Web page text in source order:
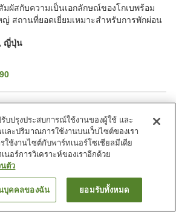
มผัสกับความเป็นเอกลักษณ์ของโกเบพร้อม
สถานที่ยอดเยี่ยมเหมาะสำหรับการพักผ่อน
, ญี่ปุ่น
อ่างหินร้อน
สปา/บิวตี้ซาลอน
โกะ
No Yuyado
ค้นหาห้องพัก
บปรุงประสบการณ์ใช้งานของผู้ใช้ และ
ละปริมาณการใช้งานบนเว็บไซต์ของเรา
ใช้งานไซต์กับพาร์ทเนอร์โซเชียลมีเดีย
อร์การวิเคราะห์ของเราอีกด้วย
ตัว
บุคคลของฉัน ยอมรับทั้งหมด